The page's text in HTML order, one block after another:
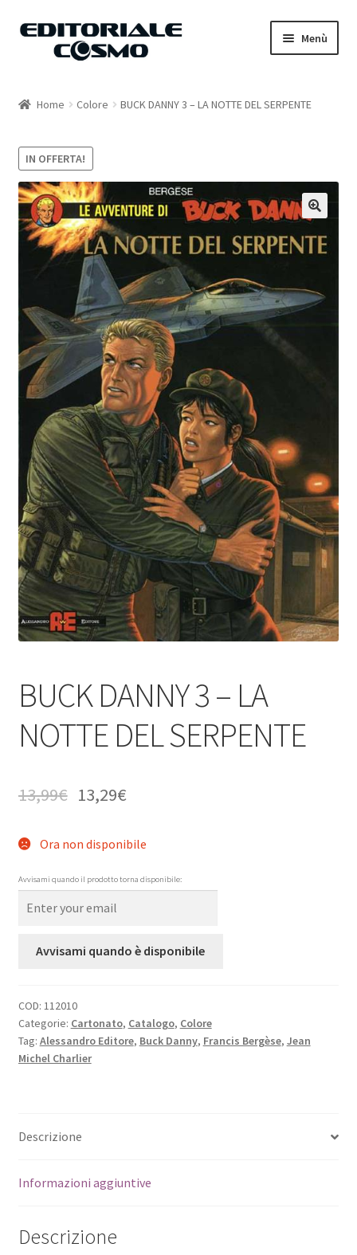
Vai
Vai
Menù
Carrello
Il mio account
Home Colore BUCK DANNY 3 – LA NOTTE DEL SERPENTE
IN OFFERTA!
BUCK DANNY 3 – LA
NOTTE DEL SERPENTE
13,99€ 13,29€
Ora non disponibile
Avvisami quando il prodotto torna disponibile:
Avvisami quando è disponibile
COD: 112010
Categorie: Cartonato, Catalogo, Colore
Tag: Alessandro Editore, Buck Danny, Francis Bergèse, Jean
Michel Charlier
Descrizione
Informazioni aggiuntive
Descrizione